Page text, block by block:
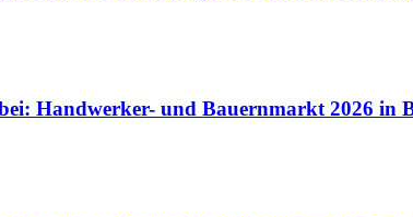
Handwerker- und Bauernmarkt 2026 in